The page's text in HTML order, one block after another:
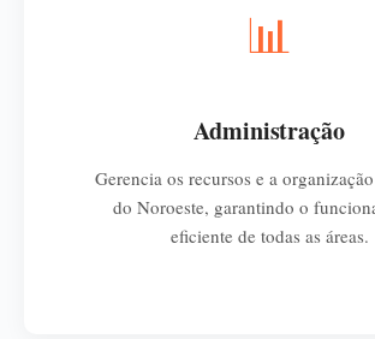
📊
Administração
Gerencia os recursos e a
do Noroeste, garantindo o
eficiente de todas as áreas.